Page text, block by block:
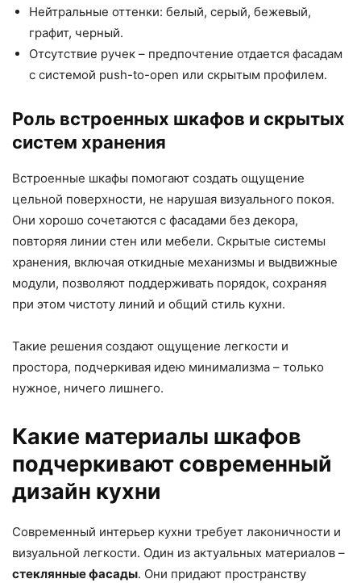
Нейтральные оттенки: белый, серый, бежевый,
графит, черный.
Отсутствие ручек – предпочтение отдается фасадам
с системой push-to-open или скрытым профилем.
Роль встроенных шкафов и скрытых
систем хранения
Встроенные шкафы помогают создать ощущение
цельной поверхности, не нарушая визуального покоя.
Они хорошо сочетаются с фасадами без декора,
повторяя линии стен или мебели. Скрытые системы
хранения, включая откидные механизмы и выдвижные
модули, позволяют поддерживать порядок, сохраняя
при этом чистоту линий и общий стиль кухни.
Такие решения создают ощущение легкости и
простора, подчеркивая идею минимализма – только
нужное, ничего лишнего.
Какие материалы шкафов
подчеркивают современный
дизайн кухни
Современный интерьер кухни требует лаконичности и
визуальной легкости. Один из актуальных материалов –
стеклянные фасады. Они придают пространству